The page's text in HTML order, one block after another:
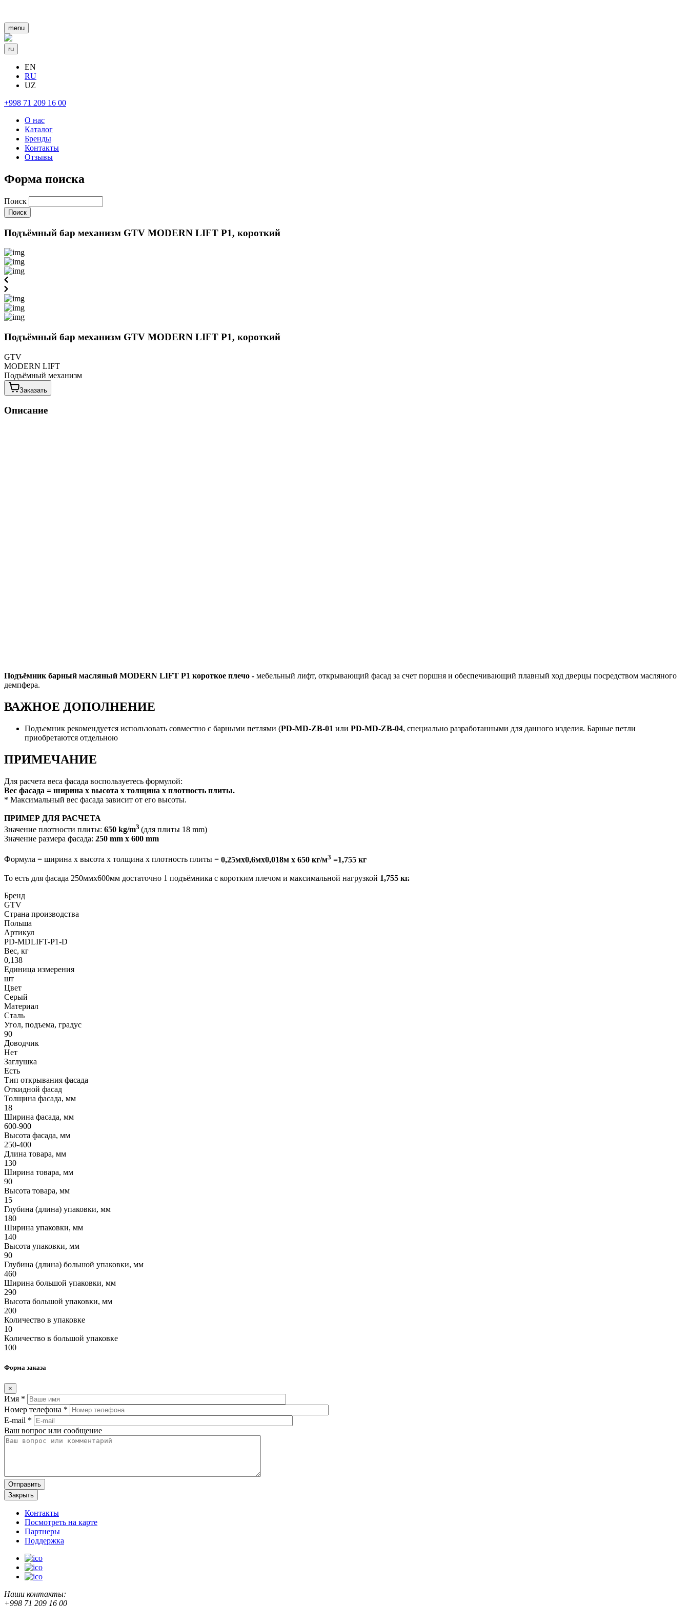
menu
ru
EN
RU
UZ
+998 71 209 16 00
О нас
Каталог
Бренды
Контакты
Отзывы
Форма поиска
Поиск
Подъёмный бар механизм GTV MODERN LIFT P1, короткий
Подъёмный бар механизм GTV MODERN LIFT P1, короткий
GTV
MODERN LIFT
Подъёмный механизм
Заказать
Описание
Подъёмник барный масляный MODERN LIFT P1 короткое плечо - мебельный лифт, открывающий фасад за счет поршня и обеспечивающий плавный ход дверцы посредством масляного
демпфера.
ВАЖНОЕ ДОПОЛНЕНИЕ
Подъемник рекомендуется использовать совместно с барными петлями (PD-MD-ZB-01 или PD-MD-ZB-04, специально разработанными для данного изделия. Барные петли
приобретаются отдельною
ПРИМЕЧАНИЕ
Для расчета веса фасада воспользуетесь формулой:
Вес фасада = ширина х высота х толщина х плотность плиты.
* Максимальный вес фасада зависит от его высоты.
ПРИМЕР ДЛЯ РАСЧЕТА
Значение плотности плиты: 650 kg/m3 (для плиты 18 mm)
Значение размера фасада: 250 mm x 600 mm
Формула = ширина х высота х толщина х плотность плиты = 0,25мх0,6мх0,018м х 650 кг/м3 =1,755 кг
То есть для фасада 250ммх600мм достаточно 1 подъёмника с коротким плечом и максимальной нагрузкой 1,755 кг.
Бренд
GTV
Страна производства
Польша
Артикул
PD-MDLIFT-P1-D
Вес, кг
0,138
Единица измерения
шт
Цвет
Серый
Материал
Сталь
Угол, подъема, градус
90
Доводчик
Нет
Заглушка
Есть
Тип открывания фасада
Откидной фасад
Толщина фасада, мм
18
Ширина фасада, мм
600-900
Высота фасада, мм
250-400
Длина товара, мм
130
Ширина товара, мм
90
Высота товара, мм
15
Глубина (длина) упаковки, мм
180
Ширина упаковки, мм
140
Высота упаковки, мм
90
Глубина (длина) большой упаковки, мм
460
Ширина большой упаковки, мм
290
Высота большой упаковки, мм
200
Количество в упаковке
10
Количество в большой упаковке
100
Форма заказа
×
Имя *
Номер телефона *
E-mail *
Ваш вопрос или сообщение
Закрыть
Контакты
Посмотреть на карте
Партнеры
Поддержка
Наши контакты:
+998 71 209 16 00